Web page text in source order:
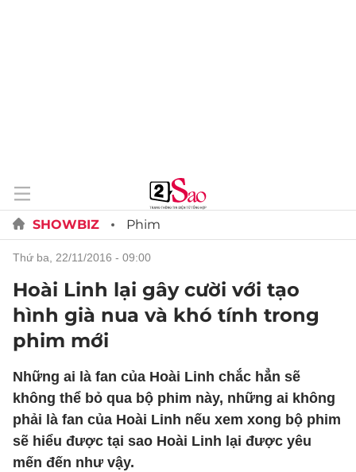
SHOWBIZ Phim
thứ ba, 22/11/2016 - 09:00
Hoài Linh lại gây cười với tạo
hình già nua và khó tính trong
phim mới
Những ai là fan của Hoài Linh chắc hẳn sẽ
không thể bỏ qua bộ phim này, những ai không
phải là fan của Hoài Linh nếu xem xong bộ phim
sẽ hiểu được tại sao Hoài Linh lại được yêu
mến đến như vậy.